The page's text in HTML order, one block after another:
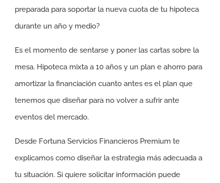
preparada para soportar la nueva cuota de tu hipoteca
durante un año y medio?
Es el momento de sentarse y poner las cartas sobre la
mesa. Hipoteca mixta a 10 años y un plan e ahorro para
amortizar la financiación cuanto antes es el plan que
tenemos que diseñar para no volver a sufrir ante
eventos del mercado.
Desde Fortuna Servicios Financieros Premium te
explicamos como diseñar la estrategia más adecuada a
tu situación. Si quiere solicitar información puede